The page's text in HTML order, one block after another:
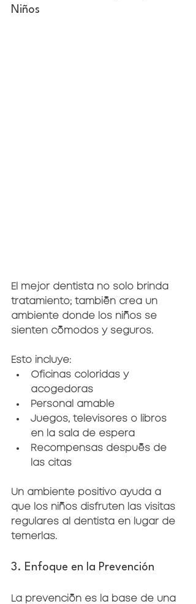
Niños
El mejor dentista no solo brinda
tratamiento; también crea un
ambiente donde los niños se
sienten cómodos y seguros.
Esto incluye:
Oficinas coloridas y
acogedoras
Personal amable
Juegos, televisores o libros
en la sala de espera
Recompensas después de
las citas
Un ambiente positivo ayuda a
que los niños disfruten las visitas
regulares al dentista en lugar de
temerlas.
3. Enfoque en la Prevención
La prevención es la base de una